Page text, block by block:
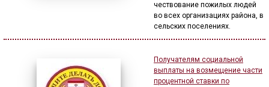
чествование пожилых людей
во всех организациях района, в
сельских поселениях.
Получателям социальной
выплаты на возмещение части
процентной ставки по